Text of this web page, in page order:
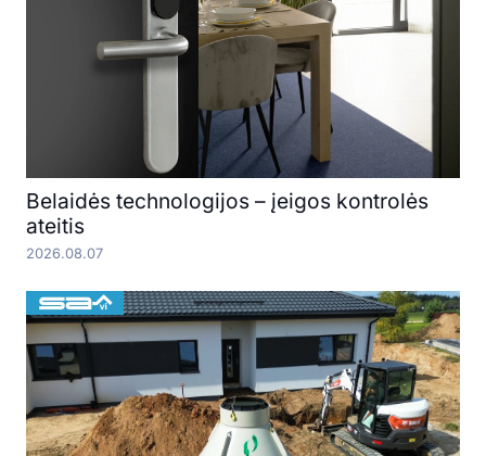
Belaidės technologijos – įeigos kontrolės
ateitis
2026.08.07